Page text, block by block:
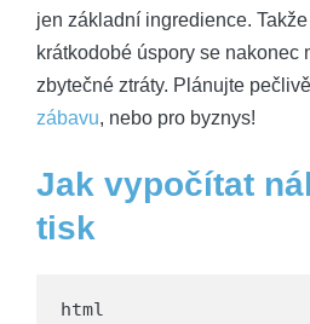
jen základní ingredience.
krátkodobé úspory se nakonec
zbytečné ztráty. ⁤Plánujte
zábavu, nebo pro byznys!
Jak vypočítat
tisk